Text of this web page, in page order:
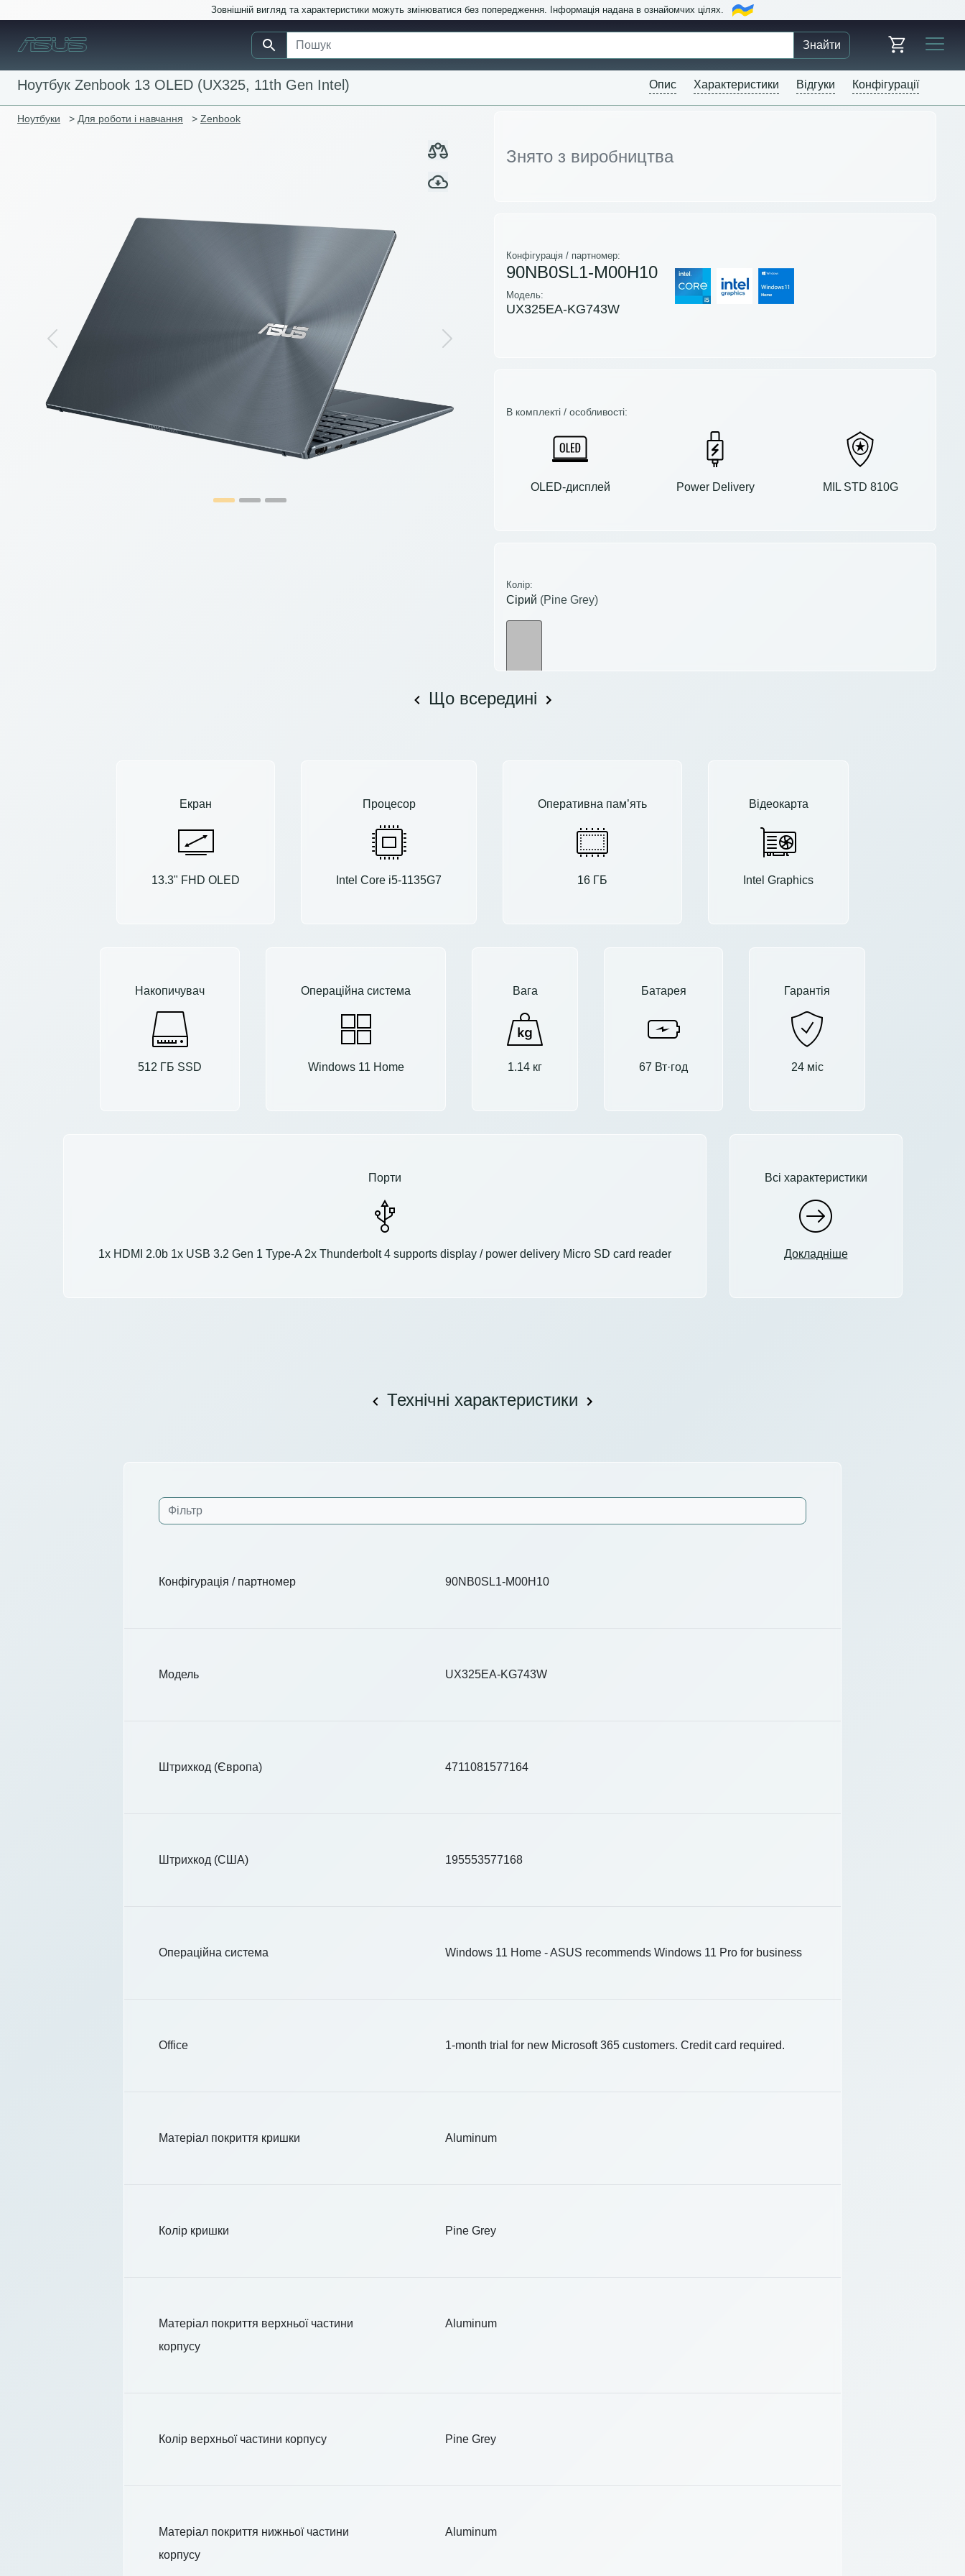
Зовнішній вигляд та характеристики можуть змінюватися без попередження. Інформація надана в ознайомчих цілях.
Знайти
Ноутбук Zenbook 13 OLED (UX325, 11th Gen Intel) Опис Характеристики Відгуки Конфігурації
Ноутбуки > Для роботи і навчання > Zenbook
Previous Next
Знято з виробництва
Конфігурація / партномер:
90NB0SL1-M00H10
Модель:
UX325EA-KG743W
В комплекті / особливості:
OLED-дисплей Power Delivery MIL STD 810G
Колір:
Сірий (Pine Grey)
Що всередині
Екран
13.3" FHD OLED
Процесор
Intel Core i5-1135G7
Оперативна пам’ять
16 ГБ
Відеокарта
Intel Graphics
Накопичувач
512 ГБ SSD
Операційна система
Windows 11 Home
Вага
1.14 кг
Батарея
67 Вт·год
Гарантія
24 міс
Порти
1x HDMI 2.0b 1x USB 3.2 Gen 1 Type-A 2x Thunderbolt 4 supports display / power delivery Micro SD card reader
Всі характеристики
Докладніше
Технічні характеристики
Конфігурація / партномер 90NB0SL1-M00H10
Модель UX325EA-KG743W
Штрихкод (Європа) 4711081577164
Штрихкод (США) 195553577168
Операційна система Windows 11 Home - ASUS recommends Windows 11 Pro for business
Office 1-month trial for new Microsoft 365 customers. Credit card required.
Матеріал покриття кришки Aluminum
Колір кришки Pine Grey
Матеріал покриття верхньої частини
корпусу
Aluminum
Колір верхньої частини корпусу Pine Grey
Матеріал покриття нижньої частини
корпусу
Aluminum